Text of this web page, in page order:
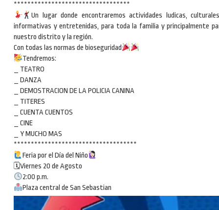
**********************************
Un lugar donde encontraremos actividades ludicas,
informativas y entretenidas, para toda la familia y principalmente
nuestro distrito y la región.
Con todas las normas de bioseguridad
Tendremos:
_ TEATRO
_ DANZA
_ DEMOSTRACION DE LA POLICIA CANINA
_ TITERES
_ CUENTA CUENTOS
_ CINE
_ Y MUCHO MAS
************************************
Feria por el Día del Niño
🗓Viernes 20 de Agosto
2:00 p.m.
Plaza central de San Sebastian